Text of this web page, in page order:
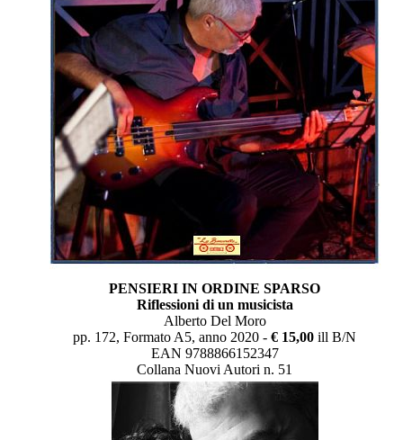
PENSIERI IN ORDINE SPARSO
Riflessioni di un musicista
Alberto Del Moro
pp. 172, Formato A5, anno 2020 - € 15,00 ill B/N
EAN 9788866152347
Collana Nuovi Autori n. 51